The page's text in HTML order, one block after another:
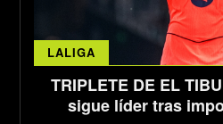
LALIGA
TRIPLETE DE EL
sigue líder tras